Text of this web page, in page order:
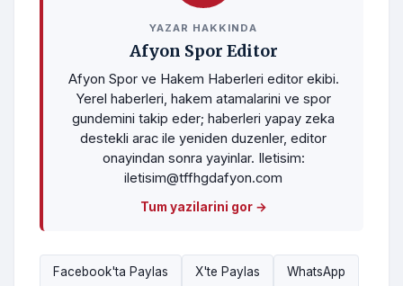
YAZAR HAKKINDA
Afyon Spor Editor
Afyon Spor ve Hakem Haberleri editor ekibi.
Yerel haberleri, hakem atamalarini ve spor
gundemini takip eder; haberleri yapay zeka
destekli arac ile yeniden duzenler, editor
onayindan sonra yayinlar. Iletisim:
iletisim@tffhgdafyon.com
Tum yazilarini gor →
Facebook'ta Paylas X'te Paylas WhatsApp